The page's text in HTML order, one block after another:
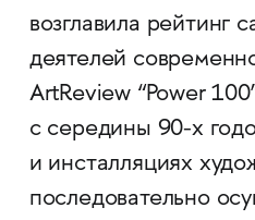
возглавила рейтинг
деятелей
ArtReview “Power
с середины 90-х
и инсталляциях
последовательно